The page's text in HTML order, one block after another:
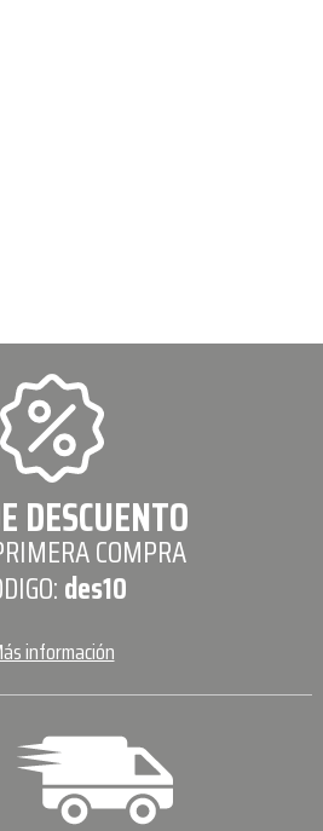
DESCUENTO
COMPRA
des10
información